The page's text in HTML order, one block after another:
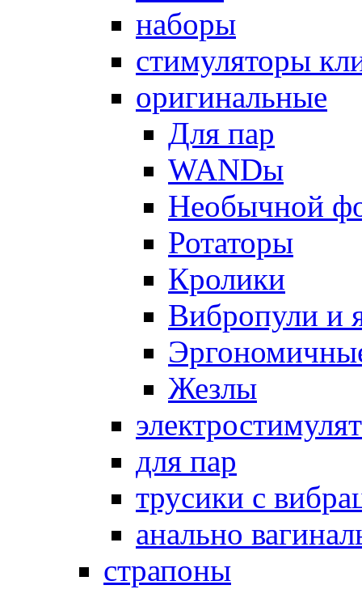
наборы
стимуляторы
оригинальные
Для пар
WANDы
Необычной
Ротаторы
Кролики
Вибропули и
Жезлы
для пар
трусики с
анально
страпоны